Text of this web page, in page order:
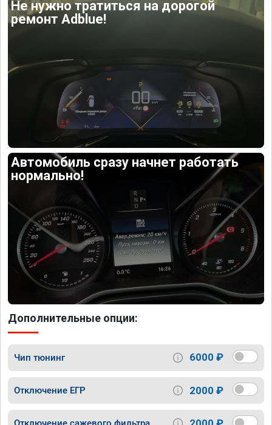
Не нужно тратиться на дорогой
ремонт Adblue!
Автомобиль сразу начнет работать
нормально!
Дополнительные опции:
Чип тюнинг 6000 ₽
Отключение ЕГР 2000 ₽